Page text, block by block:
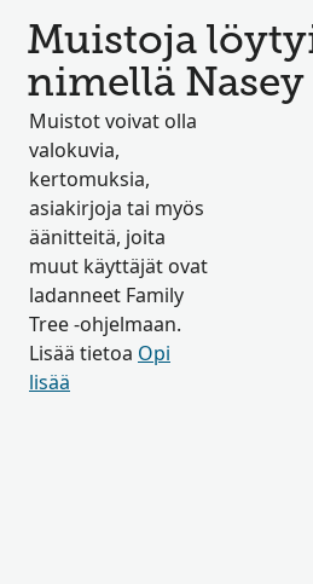
Muistoja
nimellä Nasey
Muistot voivat olla
valokuvia,
kertomuksia,
asiakirjoja tai myös
äänitteitä, joita
muut käyttäjät ovat
ladanneet Family
Tree -ohjelmaan.
Lisää tietoa Opi
lisää